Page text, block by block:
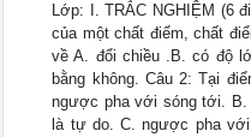
Lớp: I. TRẮC NGHIỆM (6
của một chất điểm, chất
về A. đổi chiều .B. có độ
bằng không. Câu 2: Tại
ngược pha với sóng tới.
là tự do. C. ngược pha